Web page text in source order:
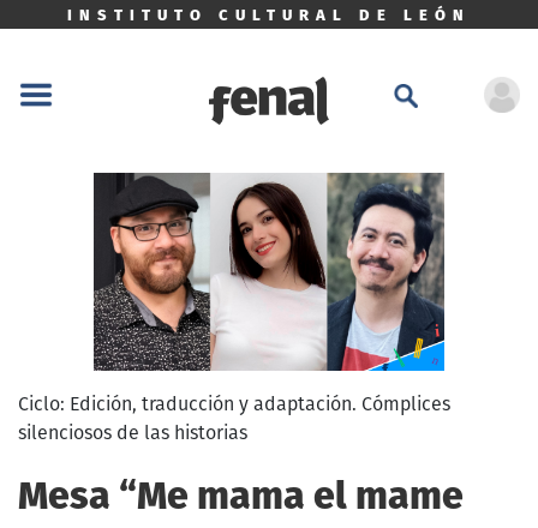
INSTITUTO CULTURAL DE LEÓN
Ciclo: Edición, traducción y adaptación. Cómplices
silenciosos de las historias
Mesa “Me mama el mame